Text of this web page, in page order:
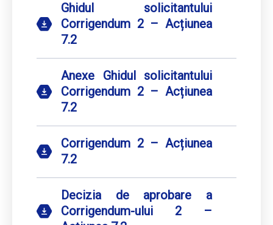
Ghidul solicitantului
Corrigendum 2 – Acțiunea
7.2
Anexe Ghidul solicitantului
Corrigendum 2 – Acțiunea
7.2
Corrigendum 2 – Acțiunea
7.2
Decizia de aprobare a
Corrigendum-ului 2 –